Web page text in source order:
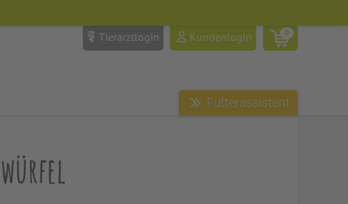
0
Tierarztlogin Kundenlogin
Futterassistent